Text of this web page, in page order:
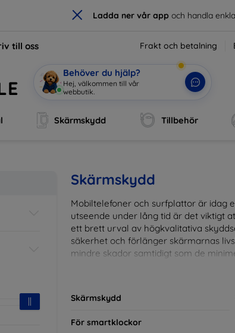
× Ladda ner vår app och handla
till oss Frakt och betalning
Behöver du hjälp?
Jag är|
Skärmskydd Tillbehör
Skärmskydd
Mobiltelefoner och surfplattor är idag
utseende under lång tid är det viktigt
ett brett urval av högkvalitativa
säkerhet och förlänger skärmarnas
mindre skador samtidigt som de
modeller, vilket säkerställer att varje
Skärmskydd
För smartklockor